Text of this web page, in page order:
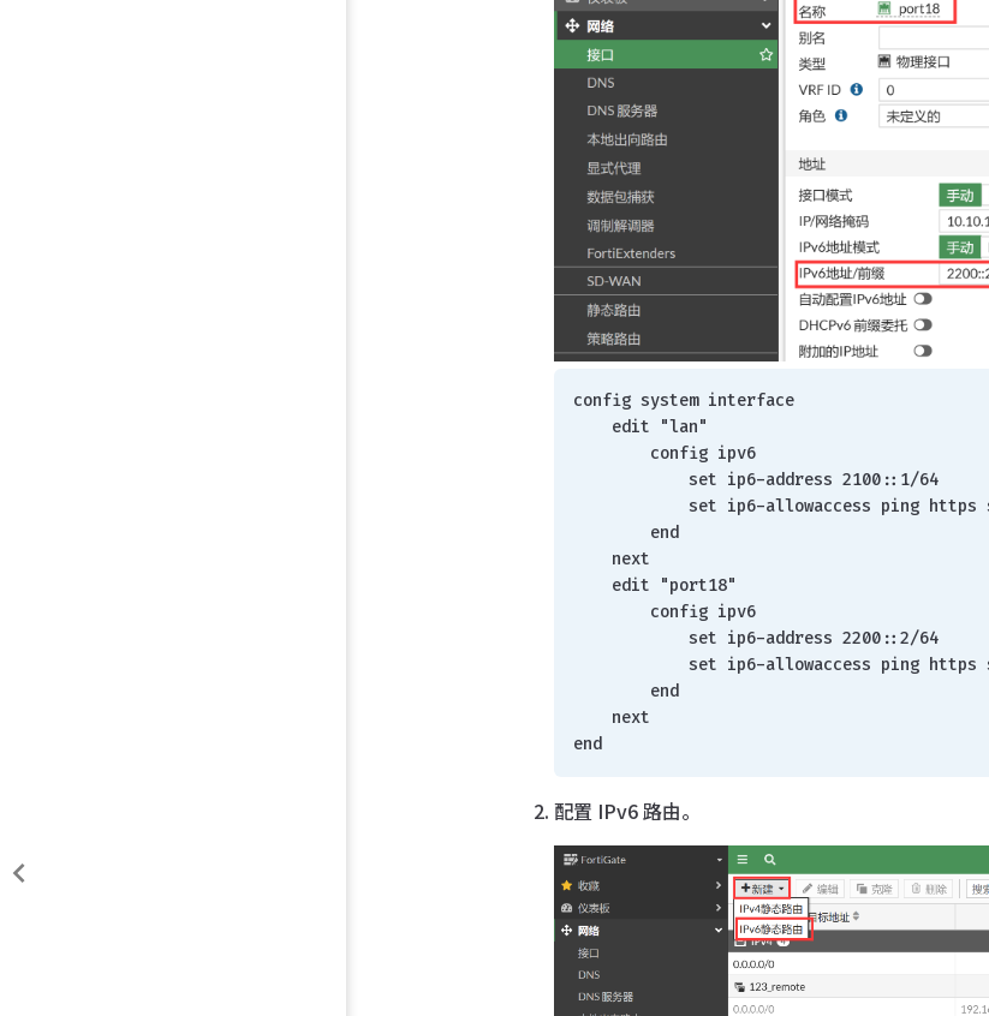
config system interface
    edit "lan"
        config ipv6
            set ip6-address 2100::1/64
set ip6-allowaccess ping
        end
    next
    edit "port18"
        config ipv6
            set ip6-address 2200::2/64
set ip6-allowaccess ping
        end
    next
end
配置 IPv6 路由。